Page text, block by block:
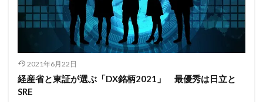
2021年6月22日
経産省と東証が選ぶ「DX銘柄2021」 最優秀は日立と
SRE